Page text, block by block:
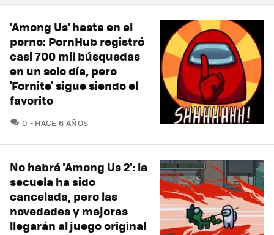
'Among Us' hasta en el
porno: PornHub registró
casi 700 mil búsquedas
en un solo día, pero
'Fornite' sigue siendo el
favorito
0 COMENTARIOS
HACE 6 AÑOS
No habrá 'Among Us 2': la
secuela ha sido
cancelada, pero las
novedades y mejoras
llegarán al juego original